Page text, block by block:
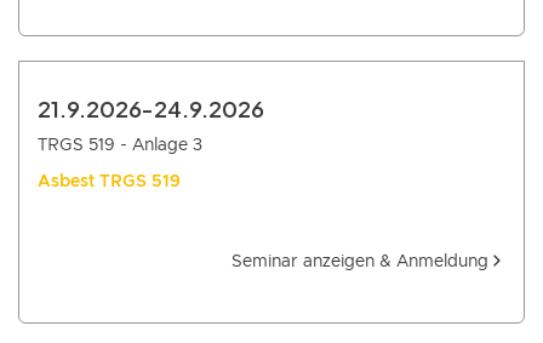
21.9.2026-24.9.2026
TRGS 519 - Anlage 3
Asbest TRGS 519
Seminar anzeigen & Anmeldung